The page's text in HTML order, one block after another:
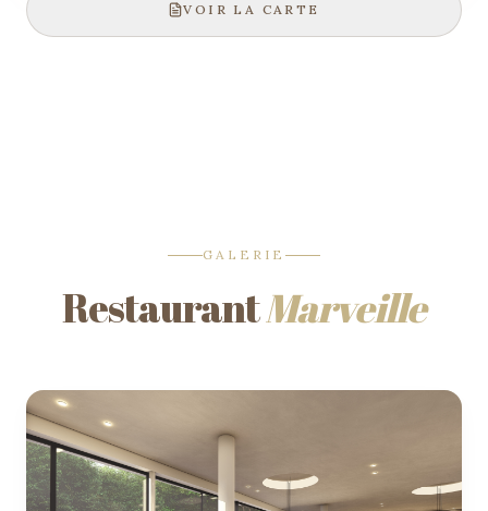
VOIR LA CARTE
GALERIE
RestaurantMarveille